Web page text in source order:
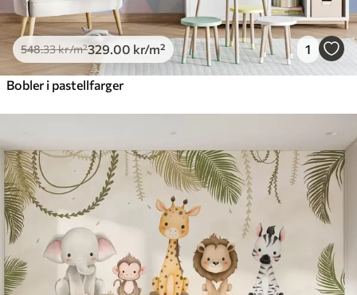
548.33kr/m²329 .00 kr/m² 1
Bobler i pastellfarger